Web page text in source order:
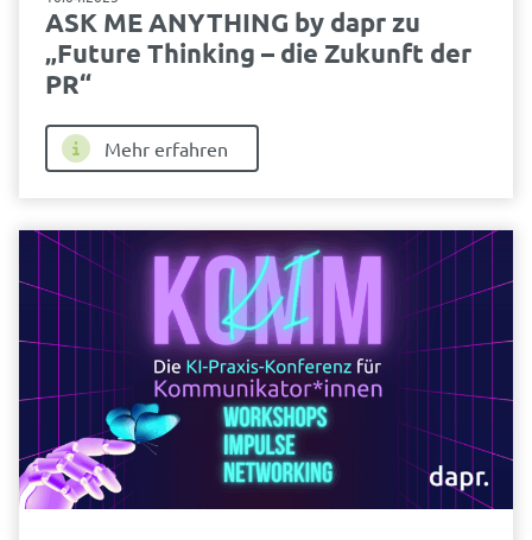
ASK ME ANYTHING by dapr zu
„Future Thinking – die Zukunft der
PR“
Mehr erfahren